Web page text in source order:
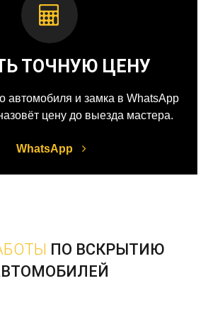
ТОЧНУЮ ЦЕНУ
автомобиля и замка в WhatsApp
цену до выезда мастера.
WhatsApp
ПО ВСКРЫТИЮ